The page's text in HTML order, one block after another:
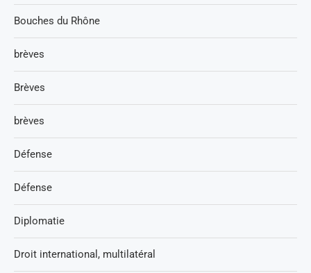
Bouches du Rhône
brèves
Brèves
brèves
Défense
Défense
Diplomatie
Droit international, multilatéral